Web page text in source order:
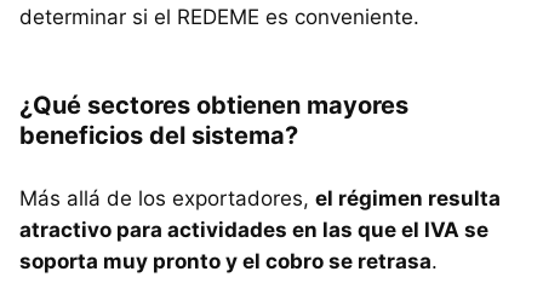
determinar si el REDEME es conveniente.
¿Qué sectores obtienen mayores
beneficios del sistema?
Más allá de los exportadores, el régimen resulta
atractivo para actividades en las que el IVA se
soporta muy pronto y el cobro se retrasa.